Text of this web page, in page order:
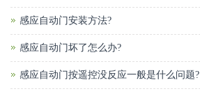
感应自动门安装方法?
感应自动门坏了怎么办?
感应自动门按遥控没反应一般是什么问题?